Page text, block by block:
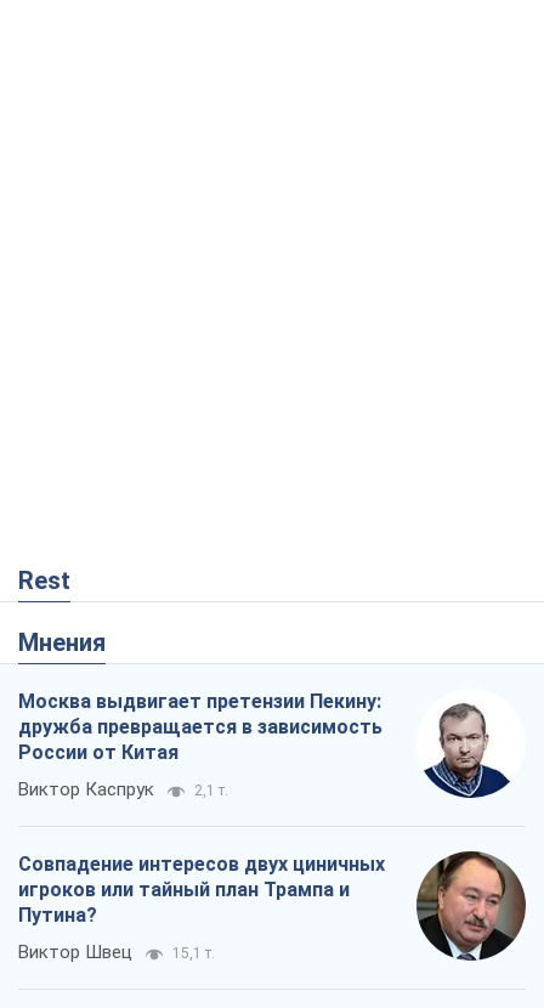
Rest
Мнения
Москва выдвигает претензии Пекину:
дружба превращается в зависимость
России от Китая
Виктор Каспрук 2,1 т.
Совпадение интересов двух циничных
игроков или тайный план Трампа и
Путина?
Виктор Швец 15,1 т.